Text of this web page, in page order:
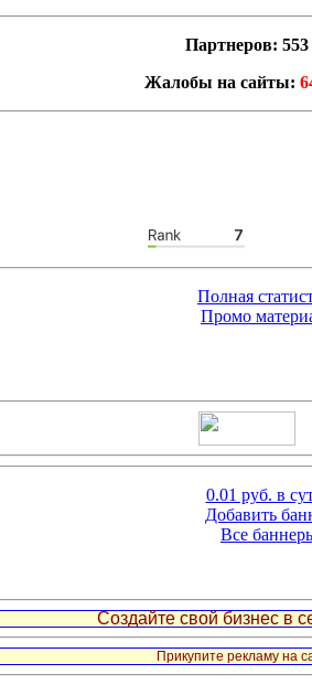
Партнеров: 553
Жалобы на сайты:
Полная
Промо
0.01 руб. в
Добавить
Все
Создайте свой бизнес в
Прикупите рекламу на